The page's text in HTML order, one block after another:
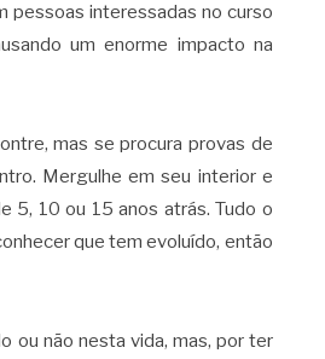
pessoas interessadas no curso
um enorme impacto na
mas se procura provas de
Mergulhe em seu interior e
5, 10 ou 15 anos atrás. Tudo o
que tem evoluído, então
ou não nesta vida, mas, por ter